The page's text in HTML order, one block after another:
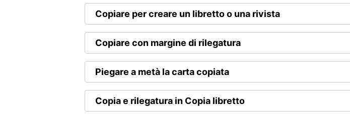
Copiare per creare un libretto o una rivista
Copiare con margine di rilegatura
Piegare a metà la carta copiata
Copia e rilegatura in Copia libretto